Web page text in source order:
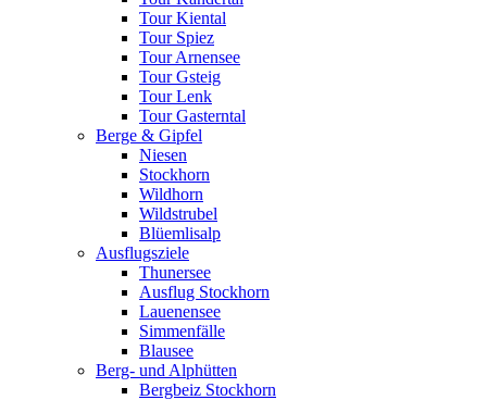
Tour Kiental
Tour Spiez
Tour Arnensee
Tour Gsteig
Tour Lenk
Tour Gasterntal
Berge & Gipfel
Niesen
Stockhorn
Wildhorn
Wildstrubel
Blüemlisalp
Ausflugsziele
Thunersee
Ausflug Stockhorn
Lauenensee
Simmenfälle
Blausee
Berg- und Alphütten
Bergbeiz Stockhorn